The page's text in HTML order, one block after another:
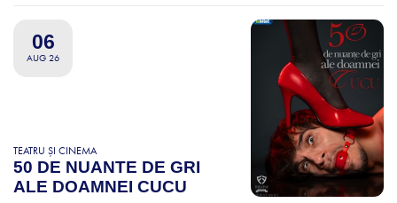
06
AUG 26
TEATRU ȘI CINEMA
50 DE NUANTE DE GRI
ALE DOAMNEI CUCU